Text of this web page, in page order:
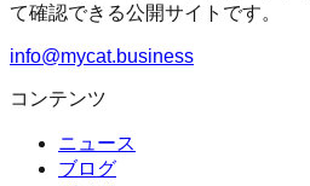
て確認できる公開サイトです。
info@mycat.business
コンテンツ
ニュース
ブログ